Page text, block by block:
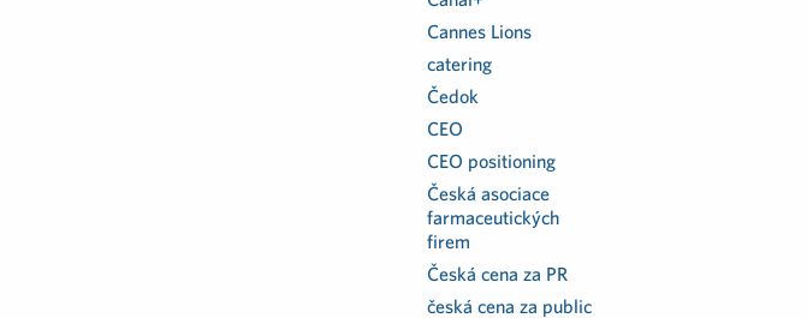
Cannes Lions
catering
Čedok
CEO
CEO positioning
Česká asociace
farmaceutických
firem
Česká cena za PR
česká cena za public